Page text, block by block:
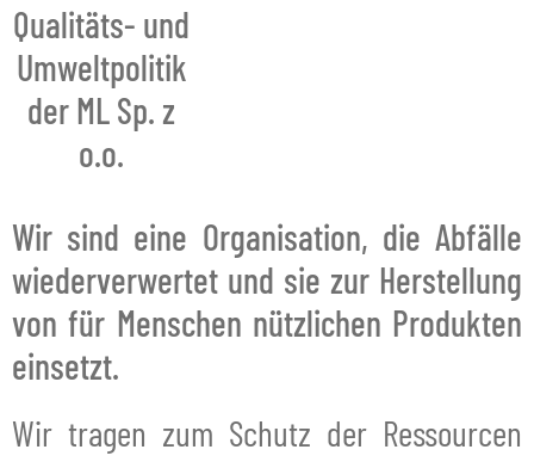
Qualitäts- und
Umweltpolitik
der ML Sp. z
o.o.
Wir sind eine Organisation, die Abfälle
wiederverwertet und sie zur Herstellung
von für Menschen nützlichen Produkten
einsetzt.
Wir tragen zum Schutz der Ressourcen